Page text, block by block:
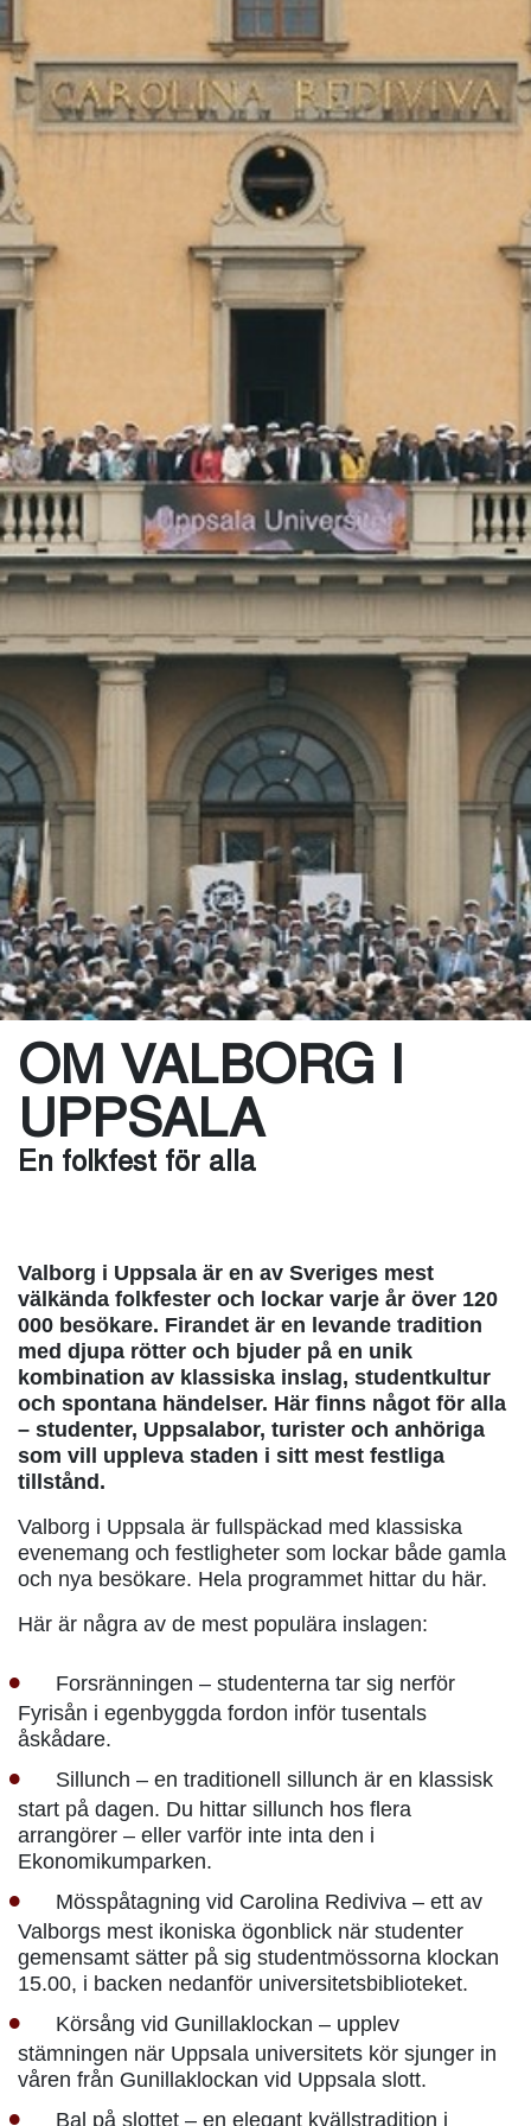
OM VALBORG I
UPPSALA
En folkfest för alla
Valborg i Uppsala är en av Sveriges mest
välkända folkfester och lockar varje år över 120
000 besökare. Firandet är en levande tradition
med djupa rötter och bjuder på en unik
kombination av klassiska inslag, studentkultur
och spontana händelser. Här finns något för alla
– studenter, Uppsalabor, turister och anhöriga
som vill uppleva staden i sitt mest festliga
tillstånd.
Valborg i Uppsala är fullspäckad med klassiska
evenemang och festligheter som lockar både gamla
och nya besökare. Hela programmet hittar du här.
Här är några av de mest populära inslagen:
Forsränningen – studenterna tar sig nerför
Fyrisån i egenbyggda fordon inför tusentals
åskådare.
Sillunch – en traditionell sillunch är en klassisk
start på dagen. Du hittar sillunch hos flera
arrangörer – eller varför inte inta den i
Ekonomikumparken.
Mösspåtagning vid Carolina Rediviva – ett av
Valborgs mest ikoniska ögonblick när studenter
gemensamt sätter på sig studentmössorna klockan
15.00, i backen nedanför universitetsbiblioteket.
Körsång vid Gunillaklockan – upplev
stämningen när Uppsala universitets kör sjunger in
våren från Gunillaklockan vid Uppsala slott.
Bal på slottet – en elegant kvällstradition i